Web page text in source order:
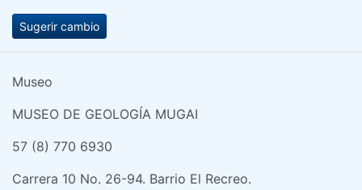
Sugerir cambio
Museo
MUSEO DE GEOLOGÍA MUGAI
57 (8) 770 6930
Carrera 10 No. 26-94. Barrio El Recreo.